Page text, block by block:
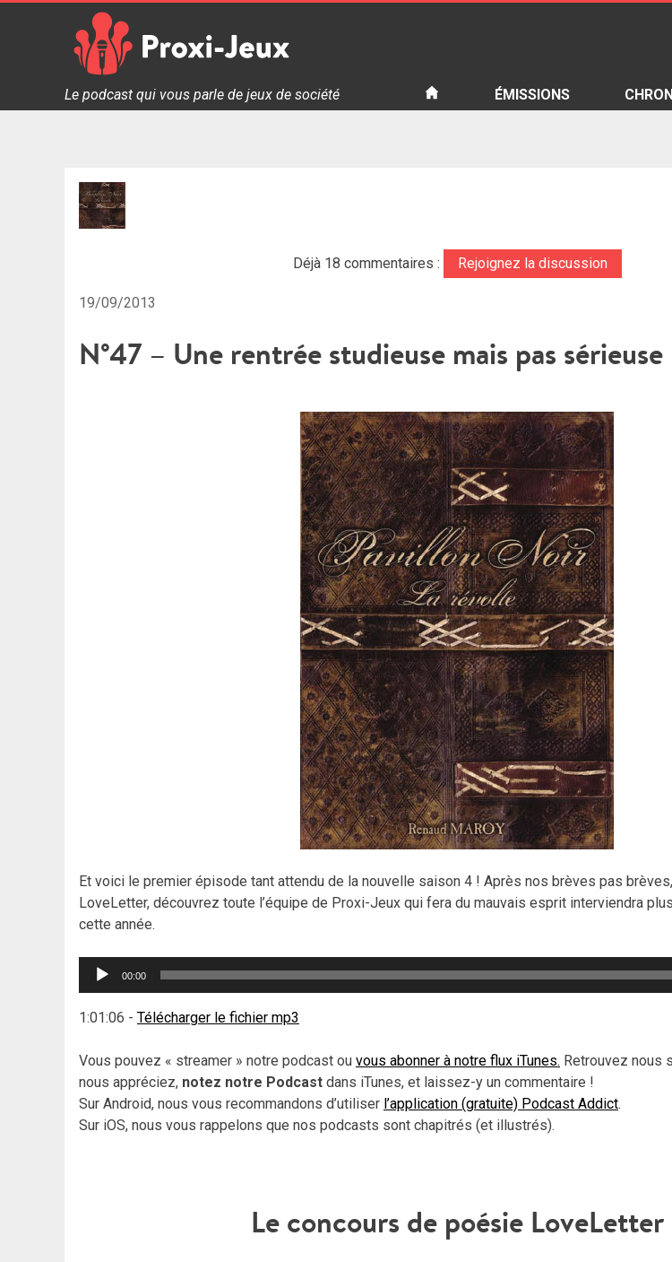
Proxi Jeux - Le podcast qui vous parle de jeux de société
Le podcast qui vous parle de jeux de société ÉMISSIONS
Déjà 18 commentaires : Rejoignez la discussion
19/09/2013
N°47 – Une rentrée studieuse mais pas sérieuse
Et voici le premier épisode tant attendu de la nouvelle saison 4 ! Après nos brèves pas
LoveLetter, découvrez toute l’équipe de Proxi-Jeux qui fera du mauvais esprit interviendra
cette année.
Lecteur
00:00
1:01:06 - Télécharger le fichier mp3
Vous pouvez « streamer » notre podcast ou vous abonner à notre flux iTunes. Retrouvez nous
nous appréciez, notez notre Podcast dans iTunes, et laissez-y un commentaire !
Sur Android, nous vous recommandons d’utiliser l’application (gratuite) Podcast Addict.
Sur iOS, nous vous rappelons que nos podcasts sont chapitrés (et illustrés).
Le concours de poésie LoveLetter